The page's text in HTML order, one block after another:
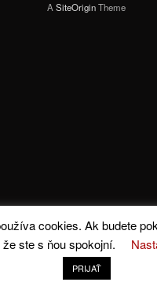
A SiteOriginTheme
cookies. Ak budete
ste s ňou spokojní.
PRIJAŤ